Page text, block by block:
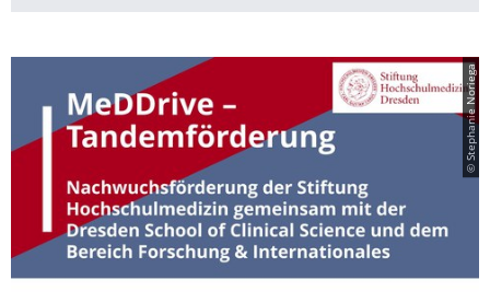
© Stephanie Noriega